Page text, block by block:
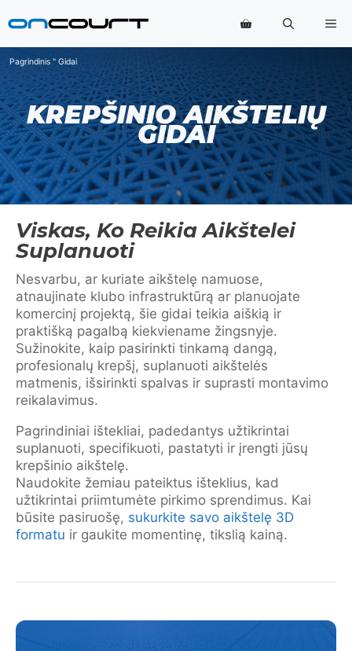
prie
Pagrindinis " Gidai
KREPŠINIO AIKŠTELIŲ
GIDAI
Viskas, Ko Reikia Aikštelei
Suplanuoti
Nesvarbu, ar kuriate aikštelę namuose,
atnaujinate klubo infrastruktūrą ar planuojate
komercinį projektą, šie gidai teikia aiškią ir
praktišką pagalbą kiekviename žingsnyje.
Sužinokite, kaip pasirinkti tinkamą dangą,
profesionalų krepšį, suplanuoti aikštelės
matmenis, išsirinkti spalvas ir suprasti montavimo
reikalavimus.
Pagrindiniai ištekliai, padedantys užtikrintai
suplanuoti, specifikuoti, pastatyti ir įrengti jūsų
krepšinio aikštelę.
Naudokite žemiau pateiktus išteklius, kad
užtikrintai priimtumėte pirkimo sprendimus. Kai
būsite pasiruošę, sukurkite savo aikštelę 3D
formatu ir gaukite momentinę, tikslią kainą.